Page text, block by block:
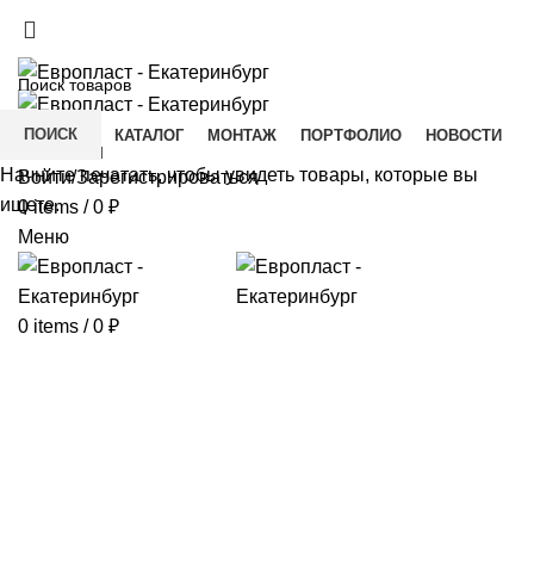
ГЛАВНАЯ КАТАЛОГ МОНТАЖ ПОРТФОЛИО
НОВОСТИ
КОНТАКТЫ
Войти/Зарегистрироваться
0items / 0 ₽
Меню
0 items / 0 ₽
ПОИСК
Начните печатать, чтобы увидеть товары, которые вы
ищете.